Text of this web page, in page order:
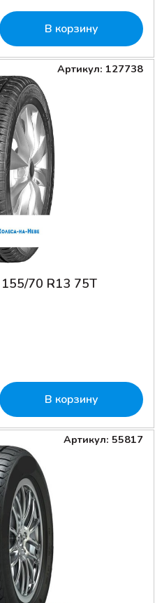
В корзину
Артикул: 127738
70 R13 75T
В корзину
Артикул: 55817